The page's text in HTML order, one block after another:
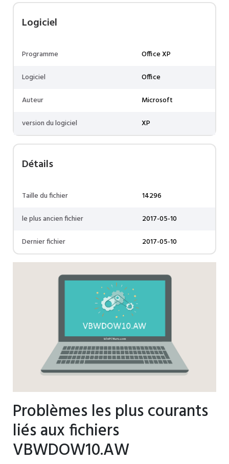
Logiciel
Programme
Office XP
Logiciel
Office
Auteur
Microsoft
version du logiciel
XP
Détails
Taille du fichier
14296
le plus ancien fichier
2017-05-10
Dernier fichier
2017-05-10
Problèmes les plus courants
liés aux fichiers
VBWDOW10.AW